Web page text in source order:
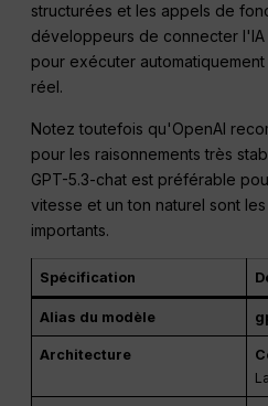
structurées et les appels de
développeurs de connecter
pour exécuter
réel.
Notez toutefois qu'OpenAI
pour les raisonnements très
GPT-5.3-chat est préférable
vitesse et un ton naturel sont
importants.
Spécification
Alias du modèle
Architecture